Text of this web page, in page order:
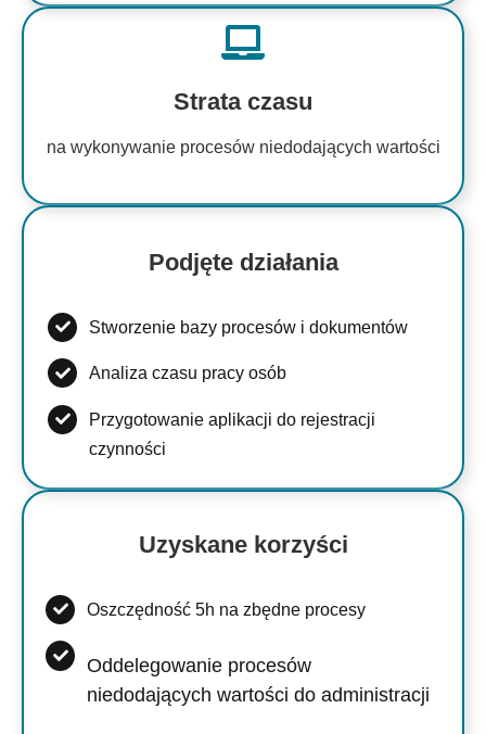
Strata czasu
na wykonywanie procesów niedodających wartości
Podjęte działania
Stworzenie bazy procesów i dokumentów
Analiza czasu pracy osób
Przygotowanie aplikacji do rejestracji
czynności
Uzyskane korzyści
Oszczędność 5h na zbędne procesy
Oddelegowanie procesów
niedodających wartości do administracji